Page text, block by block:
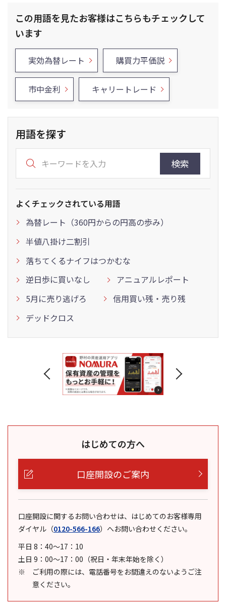
この用語を見たお客様はこちらもチェックして
います
実効為替レート 購買力平価説
市中金利 キャリートレード
用語を探す
検索
よくチェックされている用語
為替レート（360円からの円高の歩み）
半値八掛け二割引
落ちてくるナイフはつかむな
逆日歩に買いなし
アニュアルレポート
5月に売り逃げろ
信用買い残・売り残
デッドクロス
はじめての方へ
口座開設のご案内
口座開設に関するお問い合わせは、はじめてのお客様専用
ダイヤル （0120-566-166） へお問い合わせください。
平日 8：40～17：10
土日 9：00～17：00（祝日・年末年始を除く）
ご利用の際には、電話番号をお間違えのないようご注
意ください。